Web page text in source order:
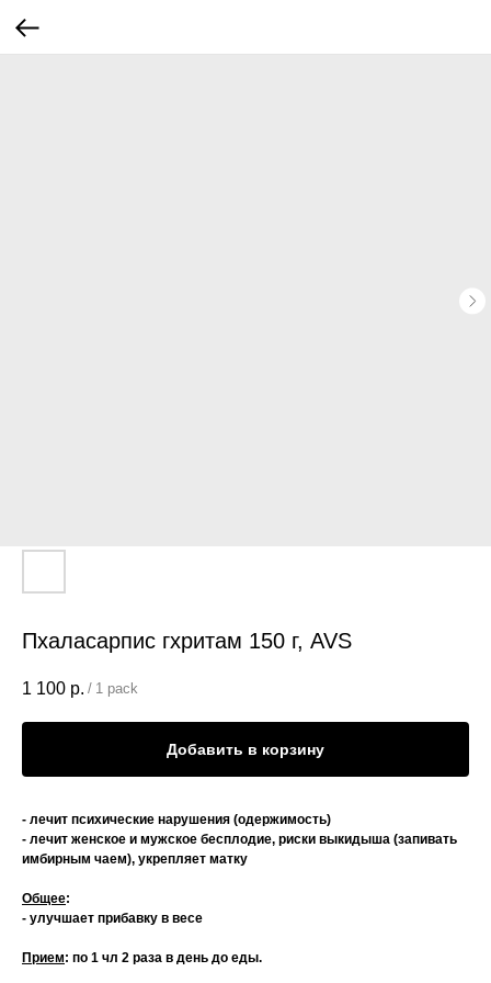
Пхаласарпис гхритам 150 г, AVS
1 100 р. / 1 pack
Добавить в корзину
- лечит психические нарушения (одержимость)
- лечит женское и мужское бесплодие, риски выкидыша (запивать
имбирным чаем), укрепляет матку
Общее:
- улучшает прибавку в весе
Прием: по 1 чл 2 раза в день до еды.